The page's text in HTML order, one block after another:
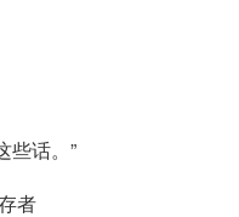
些话。”
者